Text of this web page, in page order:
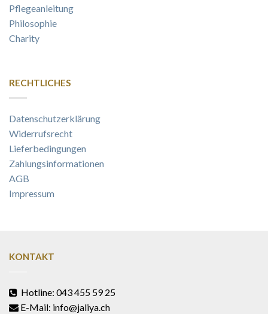
Pflegeanleitung
Philosophie
Charity
RECHTLICHES
Datenschutzerklärung
Widerrufsrecht
Lieferbedingungen
Zahlungsinformationen
AGB
Impressum
KONTAKT
Hotline: 043 455 59 25
E-Mail: info@jaliya.ch